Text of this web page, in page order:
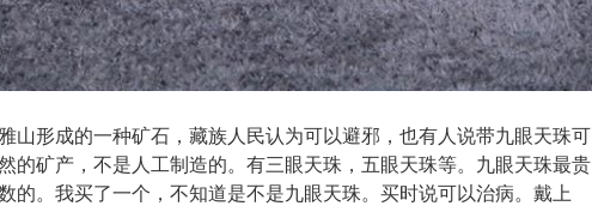
山形成的一种矿石，藏族人民认为可以避邪，也有人说带九眼天珠可
的矿产，不是人工制造的。有三眼天珠，五眼天珠等。九眼天珠最贵
的。我买了一个，不知道是不是九眼天珠。买时说可以治病。戴上